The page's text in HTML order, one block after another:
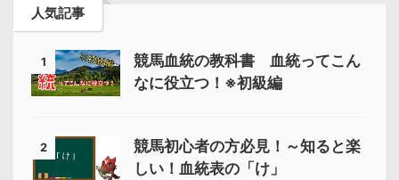
人気記事
1
競馬血統の教科書 血統ってこん
なに役立つ！※初級編
2
競馬初心者の方必見！～知ると楽
しい！血統表の「け」